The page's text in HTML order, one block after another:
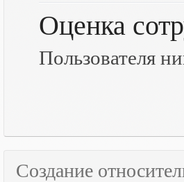
Оценка
Пользователя
Создание